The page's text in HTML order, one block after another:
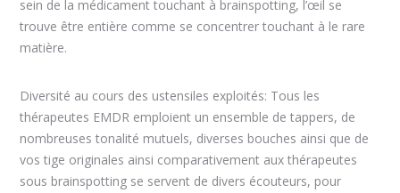
sein de la médicament touchant à brainspotting, l’œil se
trouve être entière comme se concentrer touchant à le rare
matière.
Diversité au cours des ustensiles exploités: Tous les
thérapeutes EMDR emploient un ensemble de tappers, de
nombreuses tonalité mutuels, diverses bouches ainsi que de
vos tige originales ainsi comparativement aux thérapeutes
sous brainspotting se servent de divers écouteurs, pour